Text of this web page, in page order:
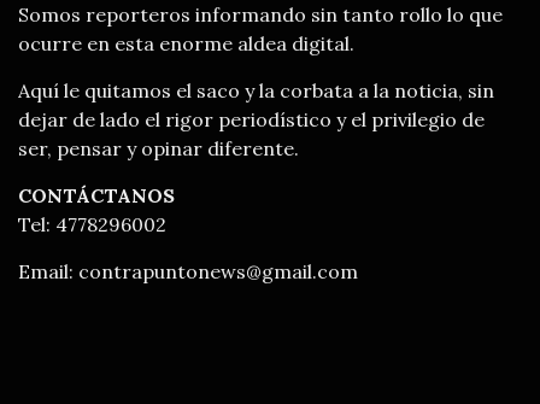
Somos reporteros informando sin tanto rollo lo que
ocurre en esta enorme aldea digital.
Aquí le quitamos el saco y la corbata a la noticia, sin
dejar de lado el rigor periodístico y el privilegio de
ser, pensar y opinar diferente.
CONTÁCTANOS
Tel: 4778296002
Email: contrapuntonews@gmail.com